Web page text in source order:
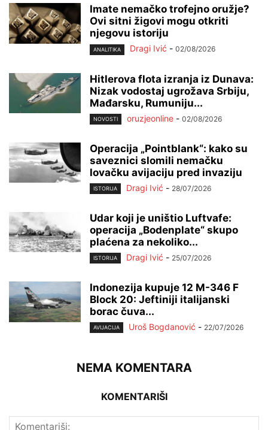
Imate nemačko trofejno oružje?
Ovi sitni žigovi mogu otkriti
njegovu istoriju
ANALITIKA Dragi Ivić - 02/08/2026
Hitlerova flota izranja iz Dunava:
Nizak vodostaj ugrožava Srbiju,
Mađarsku, Rumuniju...
NOVOSTI oruzjeonline - 02/08/2026
Operacija „Pointblank“: kako su
saveznici slomili nemačku
lovačku avijaciju pred invaziju
ISTORIJA Dragi Ivić - 28/07/2026
Udar koji je uništio Luftvafe:
operacija „Bodenplate“ skupo
plaćena za nekoliko...
ISTORIJA Dragi Ivić - 25/07/2026
Indonezija kupuje 12 M-346 F
Block 20: Jeftiniji italijanski
borac čuva...
AVIJACIJA Uroš Bogdanović - 22/07/2026
NEMA KOMENTARA
KOMENTARIŠI